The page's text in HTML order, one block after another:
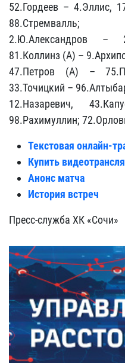
52.Гордеев – 4.Эллис,
88.Стремвалль;
2.Ю.Александров –
81.Коллинз (А) –
47.Петров (А) –
33.Точицкий –
12.Назаревич,
98.Рахимуллин;
Текстовая онлайн-
Купить
Анонс матча
История встреч
Пресс-служба ХК «Сочи»